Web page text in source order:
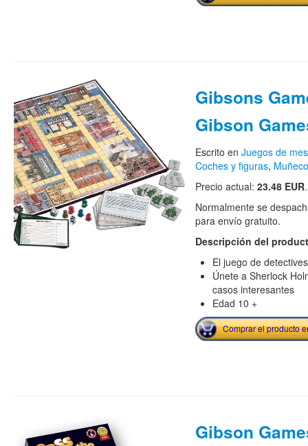
Gibsons
Gibson
Escrito en Juegos de
Coches y figuras,
Precio actual: 23.48 EUR.
Normalmente se
para envío gratuito.
Descripción del
El juego de
Únete a Sherlock
casos interesantes
Edad 10 +
Comprar el producto
Gibson